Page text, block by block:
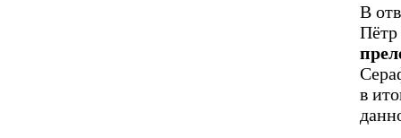
В
Пётр
в